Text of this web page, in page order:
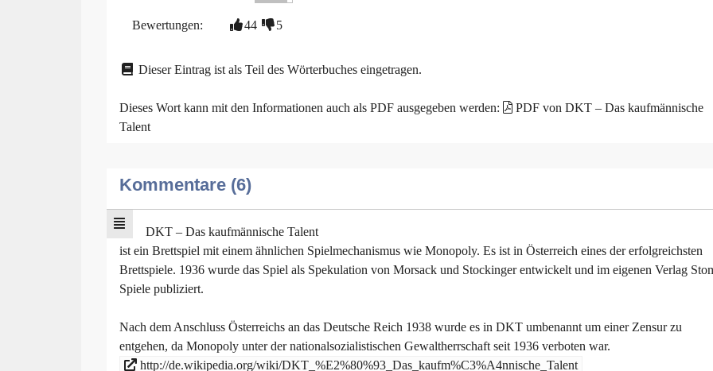
Bewertungen: 44 5
Dieser Eintrag ist als Teil des Wörterbuches eingetragen.
Dieses Wort kann mit den Informationen auch als PDF ausgegeben werden:
PDF von DKT – Das kaufmännische
Talent
Kommentare (6)
DKT – Das kaufmännische Talent
ist ein Brettspiel mit einem ähnlichen Spielmechanismus wie Monopoly. Es ist in Österreich eines der erfolgreichsten
Brettspiele. 1936 wurde das Spiel als Spekulation von Morsack und Stockinger entwickelt und im eigenen Verlag
Spiele publiziert.
Nach dem Anschluss Österreichs an das Deutsche Reich 1938 wurde es in DKT umbenannt um einer Zensur zu
entgehen, da Monopoly unter der nationalsozialistischen Gewaltherrschaft seit 1936 verboten war.
http://de.wikipedia.org/wiki/DKT_%E2%80%93_Das_kaufm%C3%A4nnische_Talent